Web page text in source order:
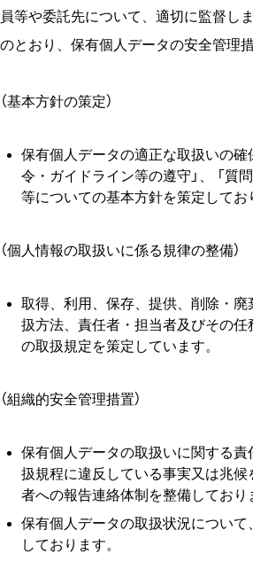
員等や委託先について、適切に監督し
のとおり、保有個⼈データの安全管理
（基本⽅針の策定）
保有個⼈データの適正な取扱いの確
令・ガイドライン等の遵守」、 「質
等についての基本⽅針を策定してお
（個人情報の取扱いに係る規律の整備）
取得、利用、保存、提供、削除・廃
扱方法、責任者・担当者及びその任
の取扱規定を策定しています。
（組織的安全管理措置）
保有個⼈データの取扱いに関する責
扱規程に違反している事実⼜は兆
者への報告連絡体制を整備しており
保有個⼈データの取扱状況につい
しております。